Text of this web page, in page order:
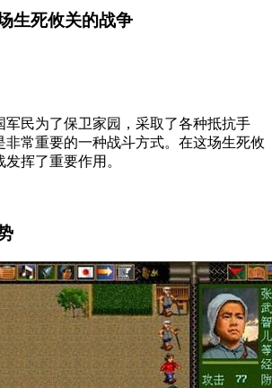
生死攸关的战争
军民为了保卫家园，采取了各种抵抗手
非常重要的一种战斗方式。在这场生死攸
挥了重要作用。